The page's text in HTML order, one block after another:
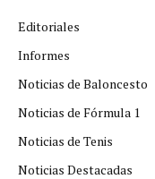
Editoriales
Informes
Noticias de Baloncesto
Noticias de Fórmula 1
Noticias de Tenis
Noticias Destacadas